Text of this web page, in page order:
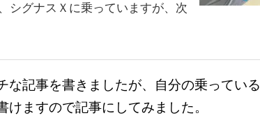
シグナスＸに乗っていますが、次
な記事を書きましたが、自分の乗ってい
けますので記事にしてみました。